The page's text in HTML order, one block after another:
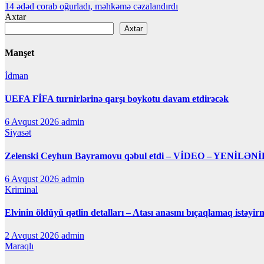
naviqasiyası
14 ədəd corab oğurladı, məhkəmə cəzalandırdı
Axtar
Axtar
Manşet
İdman
UEFA FİFA turnirlərinə qarşı boykotu davam etdirəcək
6 Avqust 2026 admin
Siyasət
Zelenski Ceyhun Bayramovu qəbul etdi – VİDEO –
6 Avqust 2026 admin
Kriminal
Elvinin öldüyü qətlin detalları – Atası anasını bıçaqlamaq
2 Avqust 2026 admin
Maraqlı